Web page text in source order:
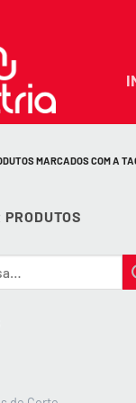
MARCADOS COM A